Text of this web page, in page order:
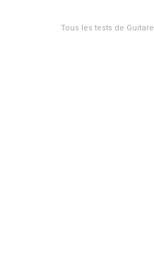
Tous les tests de Guitare